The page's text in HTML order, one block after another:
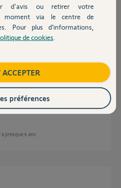
sur la carte.
a presque 4 ans
d'avis ou retirer votre
moment via le centre de
Pour plus d’informations,
de cookies
préférences